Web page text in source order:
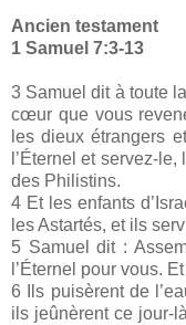
Ancien testament
1 Samuel 7:3-13
3 Samuel dit à toute
cœur que vous
les dieux étrangers
l’Éternel et servez-
des Philistins.
4 Et les enfants
les Astartés, et ils
5 Samuel dit :
l’Éternel pour vous.
6 Ils puisèrent de
ils jeûnèrent ce jour-